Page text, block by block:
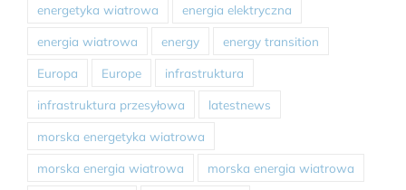
energetyka wiatrowa energia elektryczna
energia wiatrowa energy energy transition
Europa Europe infrastruktura
infrastruktura przesyłowa latestnews
morska energetyka wiatrowa
morska energia wiatrowa morska energia wiatrowa